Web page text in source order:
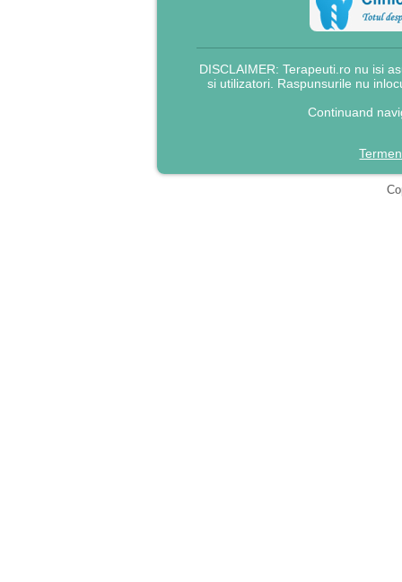
DISCLAIMER: Terapeuti.ro nu isi
si utilizatori. Raspunsurile nu
Continuand